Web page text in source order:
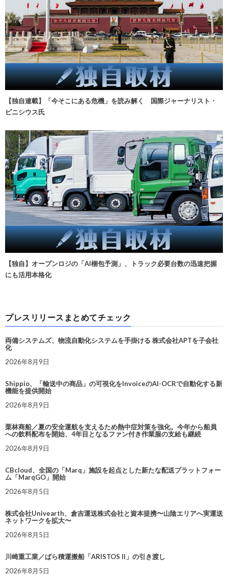
【独自連載】「今そこにある危機」を読み解く 国際ジャーナリスト・
ビニシウス氏
【独自】オープンロジの「AI梱包予測」、トラック必要台数の迅速把握
にも活用本格化
プレスリリースまとめてチェック
両備システムズ、物流自動化システムを手掛ける 株式会社APTを子会社
化
2026年8月9日
Shippio、「輸送中の商品」の可視化をInvoiceのAI-OCRで自動化する新
機能を提供開始
2026年8月9日
栗林商船／夏の安全運航を支えるため熱中症対策を強化。今年から船員
への飲料配布を開始、4年目となるファン付き作業服の支給も継続
2026年8月9日
CBcloud、全国の「Marq」施設を起点とした新たな配送プラットフォー
ム「MarqGO」開始
2026年8月5日
株式会社Univearth、倉吉運送株式会社と資本提携〜山陰エリアへ実運送
ネットワークを拡大〜
2026年8月5日
川崎重工業／ばら積運搬船「ARISTOS II」の引き渡し
2026年8月5日